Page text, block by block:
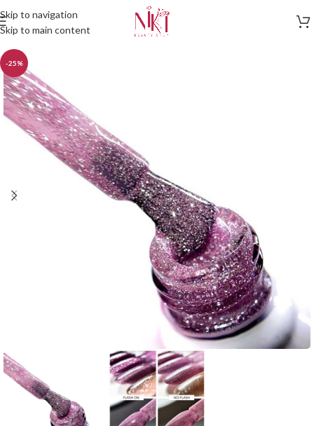
Skip to navigation
Skip to main content
-25%